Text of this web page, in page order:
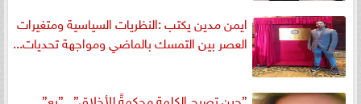
ايمن مدين يكتب :النظريات السياسية ومتغيرات
العصر بين التمسك بالماضي ومواجهة تحديات...
”حين تصبح الكلمة محكمةً للأخلاق”.. ”يع”...